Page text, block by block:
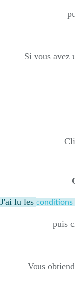
Si vous avez
J'ai lu les conditions
puis
Vous